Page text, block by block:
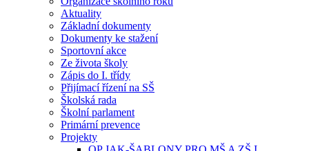
Aktuality
Základní dokumenty
Dokumenty ke stažení
Sportovní akce
Ze života školy
Zápis do I. třídy
Přijímací řízení na SŠ
Školská rada
Školní parlament
Primární prevence
Projekty